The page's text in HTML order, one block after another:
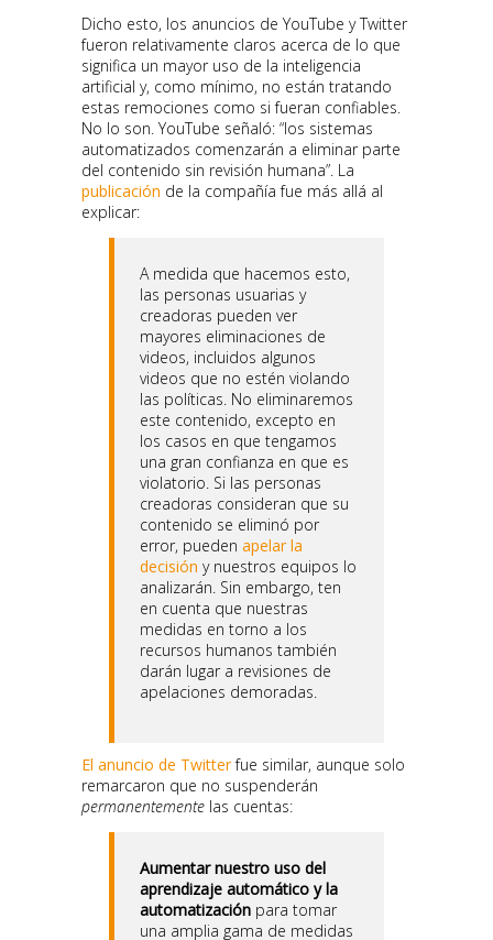
Dicho esto, los anuncios de YouTube y Twitter
fueron relativamente claros acerca de lo que
significa un mayor uso de la inteligencia
artificial y, como mínimo, no están tratando
estas remociones como si fueran confiables.
No lo son. YouTube señaló: “los sistemas
automatizados comenzarán a eliminar parte
del contenido sin revisión humana”. La
publicación de la compañía fue más allá al
explicar:
A medida que hacemos esto,
las personas usuarias y
creadoras pueden ver
mayores eliminaciones de
videos, incluidos algunos
videos que no estén violando
las políticas. No eliminaremos
este contenido, excepto en
los casos en que tengamos
una gran confianza en que es
violatorio. Si las personas
creadoras consideran que su
contenido se eliminó por
error, pueden apelar la
decisión y nuestros equipos lo
analizarán. Sin embargo, ten
en cuenta que nuestras
medidas en torno a los
recursos humanos también
darán lugar a revisiones de
apelaciones demoradas.
El anuncio de Twitterfue similar, aunque solo
remarcaron que no suspenderán
permanentemente las cuentas:
Aumentar nuestro uso del
aprendizaje automático y la
automatización para tomar
una amplia gama de medidas